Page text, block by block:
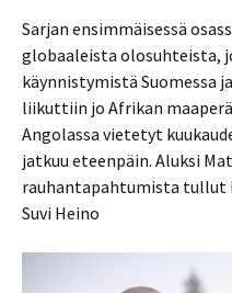
Sarjan ensimmäisessä
globaaleista olosuhteista,
käynnistymistä Suomessa
liikuttiin jo Afrikan
Angolassa vietetyt
jatkuu eteenpäin. Aluksi
rauhantapahtumista tullut
Suvi Heino